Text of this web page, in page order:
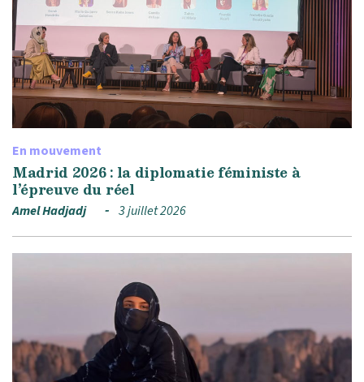
En mouvement
Madrid 2026 : la diplomatie féministe à
l’épreuve du réel
Amel Hadjadj 3 juillet 2026